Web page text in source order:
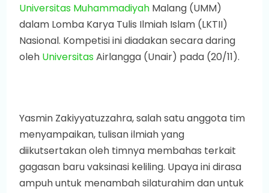
Universitas Muhammadiyah Malang (UMM)
dalam Lomba Karya Tulis Ilmiah Islam (LKTII)
Nasional. Kompetisi ini diadakan secara daring
oleh UniversitasAirlangga (Unair) pada (20/11).
Yasmin Zakiyyatuzzahra, salah satu anggota tim
menyampaikan, tulisan ilmiah yang
diikutsertakan oleh timnya membahas terkait
gagasan baru vaksinasi keliling. Upaya ini dirasa
ampuh untuk menambah silaturahim dan untuk